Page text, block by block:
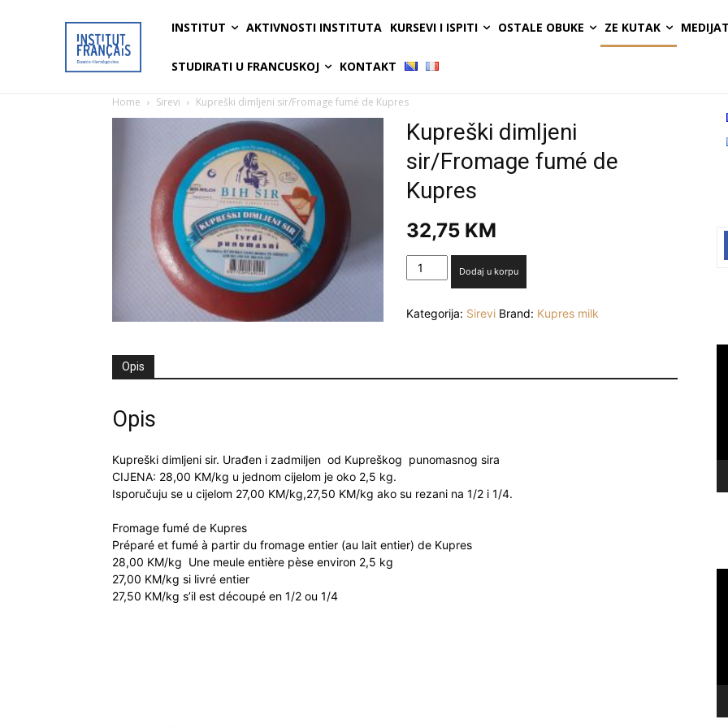
INSTITUT AKTIVNOSTI INSTITUTA KURSEVI I ISPITI OSTALE OBUKE ZE KUTAK
STUDIRATI U FRANCUSKOJ KONTAKT
Home Sirevi Kupreški dimljeni sir/Fromage fumé de Kupres
Kupreški dimljeni
sir/Fromage fumé de
Kupres
32,75 KM
Kupreški
dimljeni
fumé
Dodaj u korpu
Kategorija: Sirevi Brand: Kupres milk
Opis
Opis
Kupreški dimljeni sir. Urađen i zadmiljen od Kupreškog punomasnog sira
CIJENA: 28,00 KM/kg u jednom cijelom je oko 2,5 kg.
Isporučuju se u cijelom 27,00 KM/kg,27,50 KM/kg ako su rezani na 1/2 i 1/4.
Fromage fumé de Kupres
Préparé et fumé à partir du fromage entier (au lait entier) de Kupres
28,00 KM/kg Une meule entière pèse environ 2,5 kg
27,00 KM/kg si livré entier
27,50 KM/kg s’il est découpé en 1/2 ou 1/4